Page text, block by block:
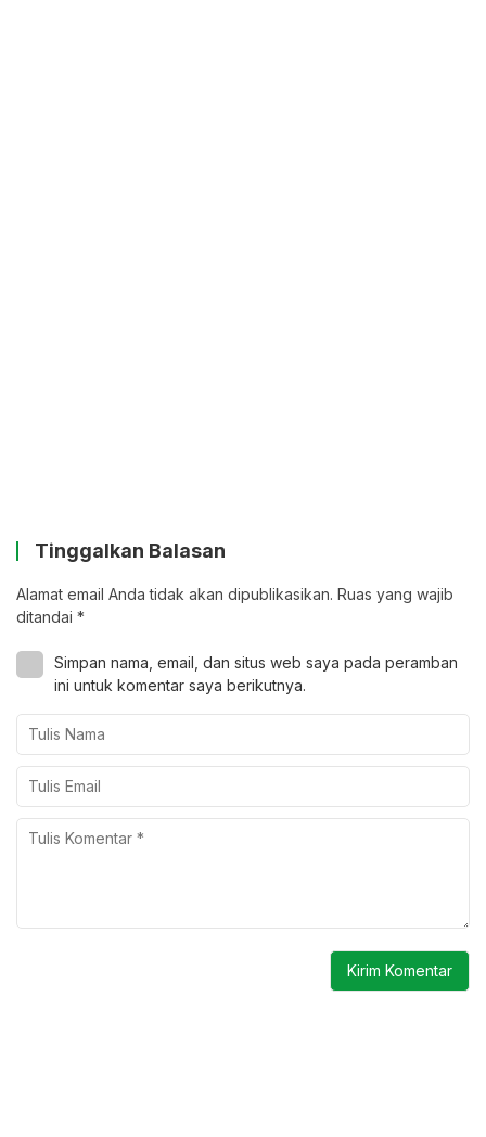
Tinggalkan Balasan
Alamat email Anda tidak akan dipublikasikan. Ruas yang wajib
ditandai *
Simpan nama, email, dan situs web saya pada peramban
ini untuk komentar saya berikutnya.